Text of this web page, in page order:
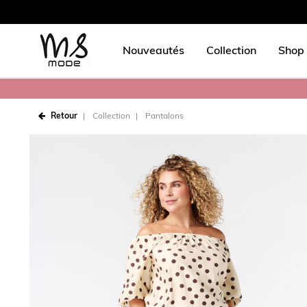
Nouveautés Collection
Retour Collection Pantalons